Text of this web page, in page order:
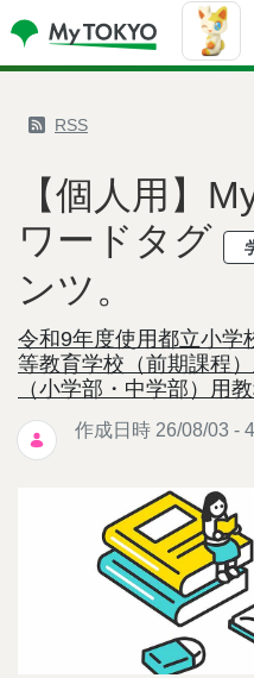
RSS
【個人用】
ワードタグ
ンツ。
令和9年度使用都立小学
等教育学校（前期課程
（小学部・中学部）用
作成日時 26/08/03 -